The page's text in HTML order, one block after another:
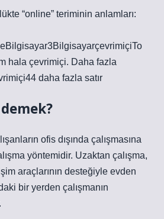
“online” teriminin anlamları:
hala çevrimiçi. Daha fazla
daha fazla satır
ofis dışında çalışmasına
yöntemidir. Uzaktan çalışma,
araçlarının desteğiyle evden
bir yerden çalışmanın